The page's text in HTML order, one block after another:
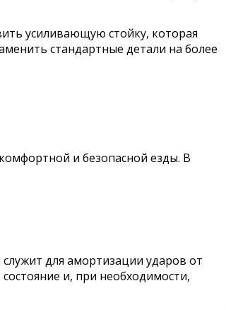
усиливающую стойку, которая
стандартные детали на более
и безопасной езды. В
для амортизации ударов от
и, при необходимости,